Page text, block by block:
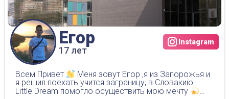
Егор
17 лет
Instagram
Всем Привет
Меня зовут Егор ,я из Запорожья и
я решил поехать учится заграницу, в Словакию.
Little Dream помогло осуществить мою мечту
…